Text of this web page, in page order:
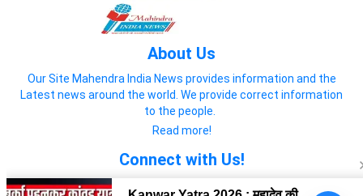
About Us
Our Site Mahendra India News provides information and the
Latest news around the world. We provide correct information
to the people.
Read more!
Connect with Us!